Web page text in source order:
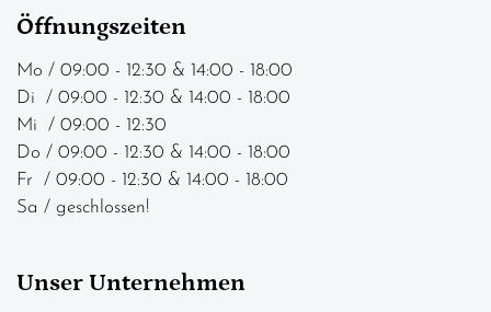
Öffnungszeiten
Mo / 09:00 - 12:30 & 14:00 - 18:00
Di / 09:00 - 12:30 & 14:00 - 18:00
Mi / 09:00 - 12:30
Do / 09:00 - 12:30 & 14:00 - 18:00
Fr / 09:00 - 12:30 & 14:00 - 18:00
Sa / geschlossen!
Unser Unternehmen